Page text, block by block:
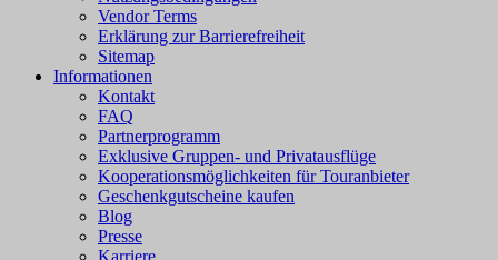
Vendor Terms
Erklärung zur Barrierefreiheit
Sitemap
Informationen
Kontakt
FAQ
Partnerprogramm
Exklusive Gruppen- und Privatausflüge
Kooperationsmöglichkeiten für Touranbieter
Geschenkgutscheine kaufen
Blog
Presse
Karriere